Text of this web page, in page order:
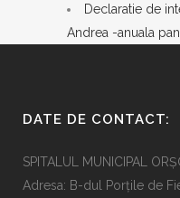
Declaratie de
Andrea -anuala
DATE DE CONTACT:
SPITALUL MUNICIPAL
Adresa: B-dul Porțile de